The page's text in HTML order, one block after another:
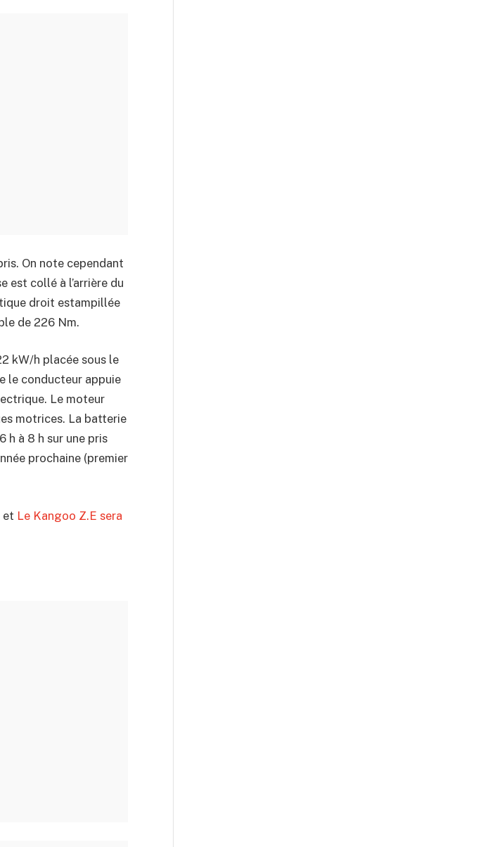
On note cependant
est collé à l’arrière du
droit estampillée
de 226 Nm.
kW/h placée sous le
le conducteur appuie
Le moteur
motrices. La batterie
h à 8 h sur une pris
prochaine (premier
et Le Kangoo Z.E sera